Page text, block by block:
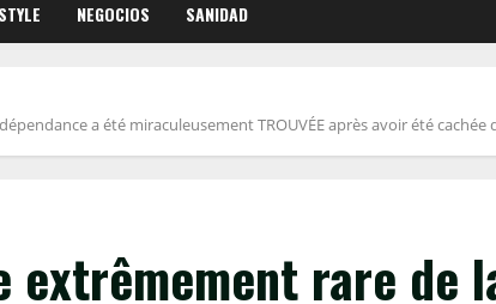
NEGOCIOS SANIDAD
a été miraculeusement TROUVÉE après avoir été
extrêmement rare de